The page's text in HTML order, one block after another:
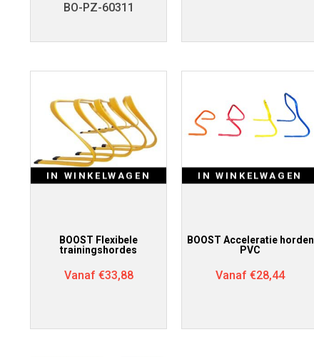
BO-PZ-60311
IN WINKELWAGEN
BOOST Flexibele
trainingshordes
Vanaf €33,88
IN WINKELWAGEN
BOOST Acceleratie horden
PVC
Vanaf€28,44